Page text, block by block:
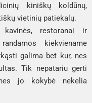
kiniškų koldūnų,
vietinių patiekalų.
restoranai ir
kiekviename
galima bet kur, nes
Tik nepatariu gerti
jo kokybė nekelia